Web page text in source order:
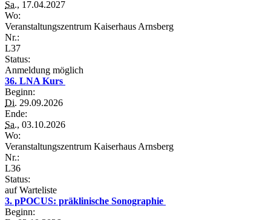
Sa., 17.04.2027
Wo:
Veranstaltungszentrum Kaiserhaus Arnsberg
Nr.:
L37
Status:
Anmeldung möglich
36. LNA Kurs
Beginn:
Di. 29.09.2026
Ende:
Sa., 03.10.2026
Wo:
Veranstaltungszentrum Kaiserhaus Arnsberg
Nr.:
L36
Status:
auf Warteliste
3. pPOCUS: präklinische Sonographie
Beginn: